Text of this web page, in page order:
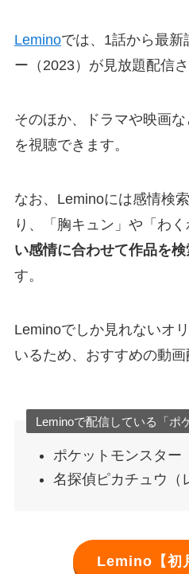
Leminoでは、1話から最新
ー（2023）が見放題配信さ
そのほか、ドラマや映画
を視聴できます。
なお、Leminoには感情検
り、「胸キュン」や「わく
い感情に合わせて作品を
す。
Leminoでしか見れないオ
いるため、おすすめの動画
Leminoで配信している「ポ
ポケットモンスター
名探偵ピカチュウ（
Lemino【初